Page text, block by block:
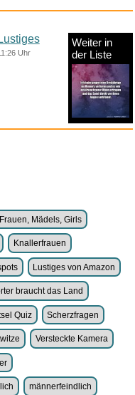
Uhr
Weiter in
der Liste
Frauen, Mädels, Girls
Knallerfrauen
Lustiges von Amazon
braucht das Land
Quiz Scherzfragen
Versteckte Kamera
männerfeindlich